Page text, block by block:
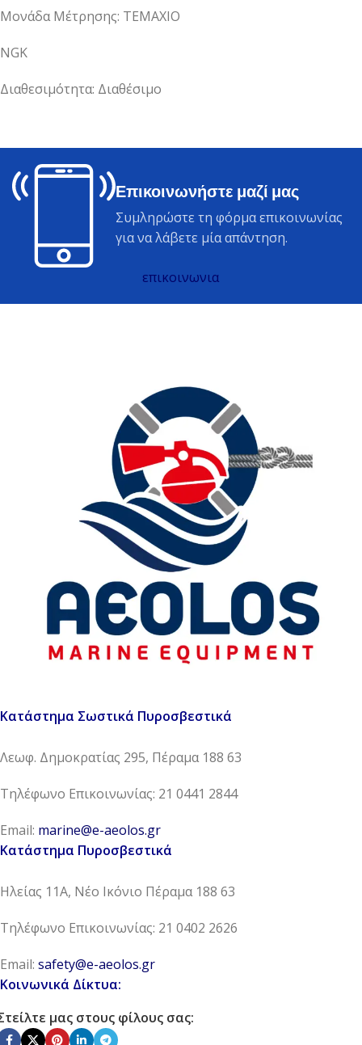
Μονάδα Μέτρησης: ΤΕΜΑΧΙΟ
NGK
Διαθεσιμότητα: Διαθέσιμο
Επικοινωνήστε μαζί μας
Συμληρώστε τη φόρμα επικοινωνίας
για να λάβετε μία απάντηση.
επικοινωνια
Κατάστημα Σωστικά Πυροσβεστικά
Λεωφ. Δημοκρατίας 295, Πέραμα 188 63
Τηλέφωνο Επικοινωνίας: 21 0441 2844
Email: marine@e-aeolos.gr
Κατάστημα Πυροσβεστικά
Ηλείας 11Α, Νέο Ικόνιο Πέραμα 188 63
Τηλέφωνο Επικοινωνίας: 21 0402 2626
Email: safety@e-aeolos.gr
Κοινωνικά Δίκτυα:
μας στους φίλους σας: